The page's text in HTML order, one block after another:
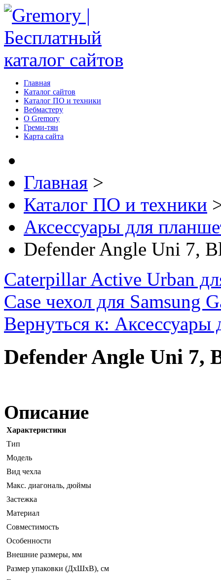
Главная
Каталог сайтов
Каталог ПО и техники
Вебмастеру
О Gremory
Греми-тян
Карта сайта
Главная >
Каталог ПО и техники
Аксессуары для
Defender Angle Uni 7,
Caterpillar Active Urban
Case чехол для Samsung
Вернуться к: Аксессуары
Defender Angle Uni 7,
Описание
Характеристики
Тип
Модель
Вид чехла
Макс. диагональ, дюймы
Застежка
Материал
Совместимость
Особенности
Внешние размеры, мм
Размер упаковки (ДхШхВ), см